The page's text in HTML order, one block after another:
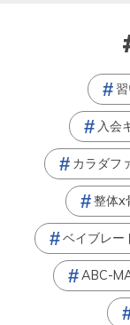
入会
カラダフ
整体x
ベイブレー
ABC-